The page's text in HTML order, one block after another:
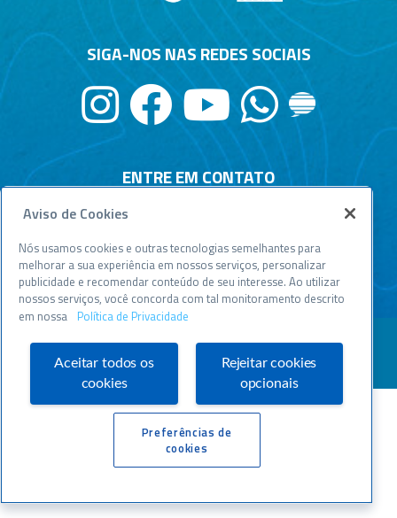
ENTRE EM CONTATO
Central de relacionamento
0800 570 0800
WWW.SEBRAESP.COM.BR
SIGA-NOS NAS REDES SOCIAIS
Aviso de Cookies
Nós usamos cookies e outras tecnologias semelhantes para
melhorar a sua experiência em nossos serviços, personalizar
publicidade e recomendar conteúdo de seu interesse. Ao utilizar
nossos serviços, você concorda com tal monitoramento descrito
em nossa Política de Privacidade
Aceitar todos os
cookies
Rejeitar cookies
opcionais
Preferências de
cookies